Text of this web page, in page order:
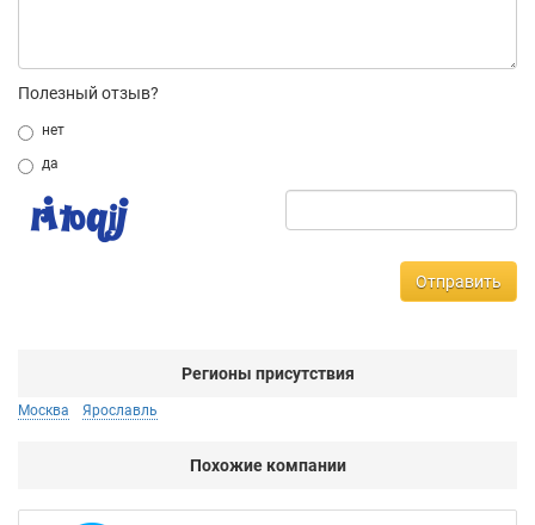
Полезный отзыв?
нет
да
Отправить
Регионы присутствия
Москва Ярославль
Похожие компании